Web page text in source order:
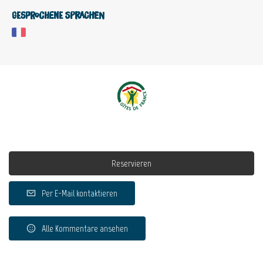
Gesprochene Sprachen
Reservieren
Per E-Mail kontaktieren
Alle Kommentare ansehen